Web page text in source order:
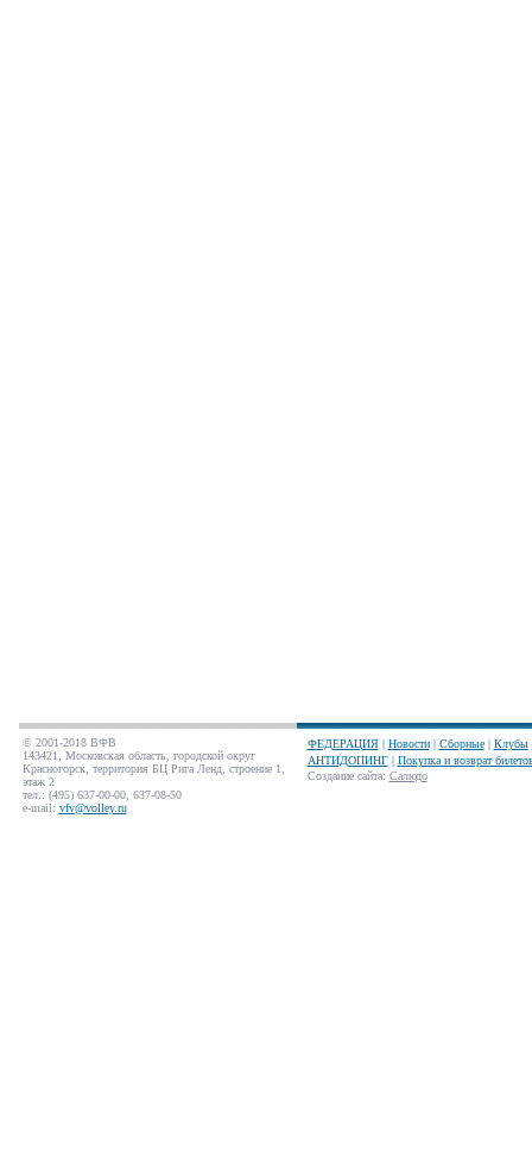
© 2001-2018 ВФВ
143421, Московская область, городской округ
Красногорск, территория БЦ Рига Ленд, строение 1,
этаж 2
тел.: (495) 637-00-00, 637-08-50
e-mail: vfv@volley.ru
ФЕДЕРАЦИЯ| Новости| Сборные| Клубы
АНТИДОПИНГ| Покупка и возврат
Создание сайта: Салюдо